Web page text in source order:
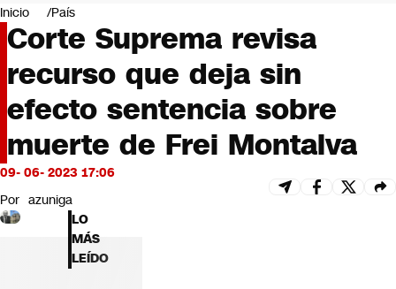
Negocios
Deportes
Programas completos
Cultura
Servicios
Bits
CNN tiempo
Futuro 360
Inicio País
Corte Suprema revisa
recurso que deja sin
efecto sentencia sobre
muerte de Frei Montalva
09- 06- 2023 17:06
Por azuniga
LO
MÁS
LEÍDO